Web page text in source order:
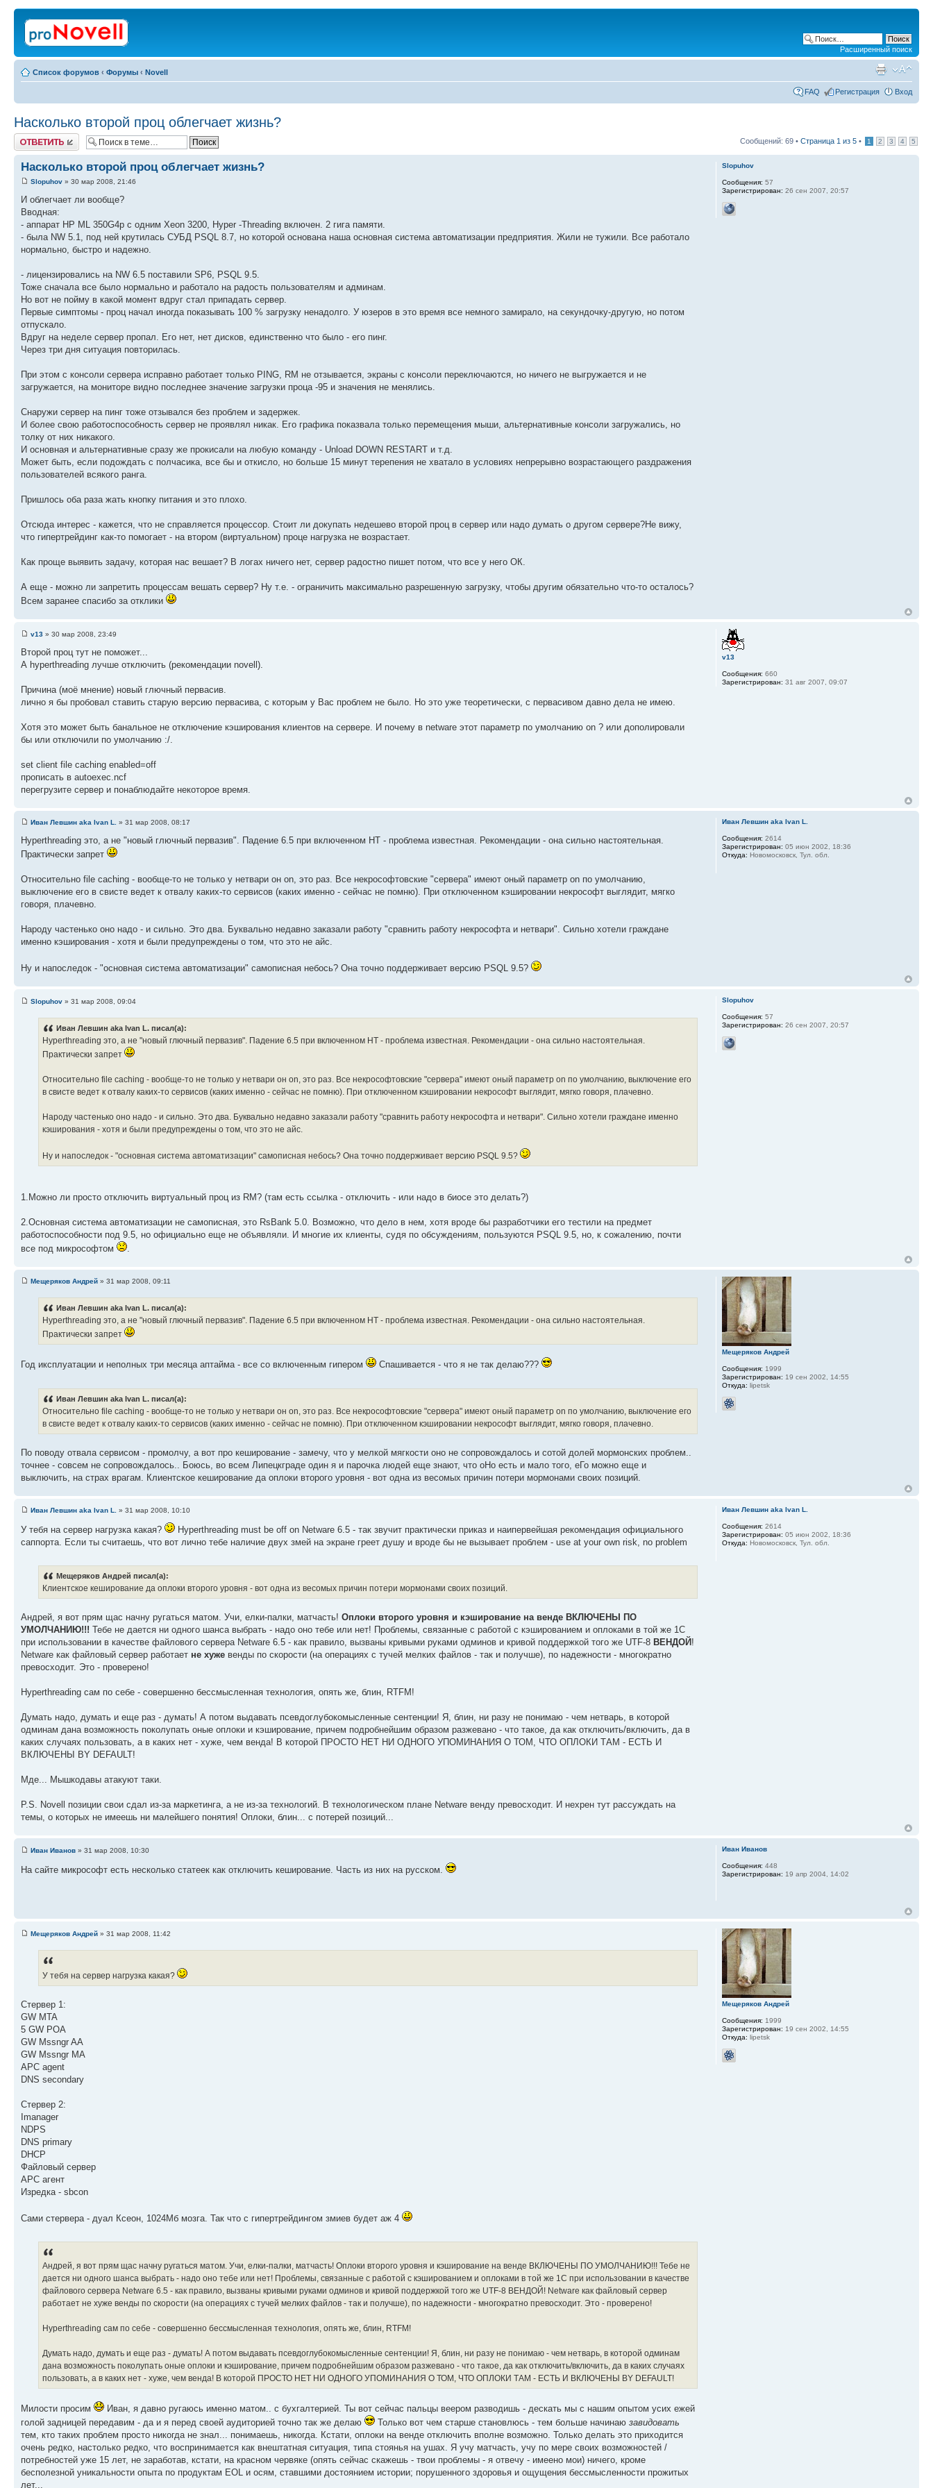
Расширенный поиск
Список форумов ‹ Форумы ‹ Novell
FAQ Регистрация Вход
Насколько второй проц облегчает жизнь?
Ответить Сообщений: 69 • Страница 1 из 5 • 1 2 3 4 5
Насколько второй проц облегчает жизнь?
Slopuhov » 30 мар 2008, 21:46
И облегчает ли вообще?
Вводная:
- аппарат HP ML 350G4p c одним Xeon 3200, Hyper -Threading включен. 2 гига памяти.
- была NW 5.1, под ней крутилась СУБД PSQL 8.7, но которой основана наша основная система автоматизации предприятия. Жили не тужили. Все работало
нормально, быстро и надежно.
- лицензировались на NW 6.5 поставили SP6, PSQL 9.5.
Тоже сначала все было нормально и работало на радость пользователям и админам.
Но вот не пойму в какой момент вдруг стал припадать сервер.
Первые симптомы - проц начал иногда показывать 100 % загрузку ненадолго. У юзеров в это время все немного замирало, на секундочку-другую, но потом
отпускало.
Вдруг на неделе сервер пропал. Его нет, нет дисков, единственно что было - его пинг.
Через три дня ситуация повторилась.
При этом с консоли сервера исправно работает только PING, RM не отзывается, экраны с консоли переключаются, но ничего не выгружается и не
загружается, на мониторе видно последнее значение загрузки проца -95 и значения не менялись.
Снаружи сервер на пинг тоже отзывался без проблем и задержек.
И более свою работоспособность сервер не проявлял никак. Его графика показвала только перемещения мыши, альтернативные консоли загружались, но
толку от них никакого.
И основная и альтернативные сразу же прокисали на любую команду - Unload DOWN RESTART и т.д.
Может быть, если подождать с полчасика, все бы и откисло, но больше 15 минут терепения не хватало в условиях непрерывно возрастающего раздражения
пользователей всякого ранга.
Пришлось оба раза жать кнопку питания и это плохо.
Отсюда интерес - кажется, что не справляется процессор. Стоит ли докупать недешево второй проц в сервер или надо думать о другом сервере?Не вижу,
что гипертрейдинг как-то помогает - на втором (виртуальном) проце нагрузка не возрастает.
Как проще выявить задачу, которая нас вешает? В логах ничего нет, сервер радостно пишет потом, что все у него ОК.
А еще - можно ли запретить процессам вешать сервер? Ну т.е. - ограничить максимально разрешенную загрузку, чтобы другим обязательно что-то осталось?
Всем заранее спасибо за отклики
Slopuhov
Сообщения: 57
Зарегистрирован: 26 сен 2007, 20:57
v13 » 30 мар 2008, 23:49
Второй проц тут не поможет...
А hyperthreading лучше отключить (рекомендации novell).
Причина (моё мнение) новый глючный первасив.
лично я бы пробовал ставить старую версию первасива, с которым у Вас проблем не было. Но это уже теоретически, с первасивом давно дела не имею.
Хотя это может быть банальное не отключение кэширования клиентов на сервере. И почему в netware этот параметр по умолчанию on ? или дополировали
бы или отключили по умолчанию :/.
set client file caching enabled=off
прописать в autoexec.ncf
перегрузите сервер и понаблюдайте некоторое время.
v13
Сообщения: 660
Зарегистрирован: 31 авг 2007, 09:07
Иван Левшин aka Ivan L.
» 31 мар 2008, 08:17
Hyperthreading это, а не "новый глючный первазив". Падение 6.5 при включенном НТ - проблема известная. Рекомендации - она сильно настоятельная.
Практически запрет
Относительно file caching - вообще-то не только у нетвари он on, это раз. Все некрософтовские "сервера" имеют оный параметр on по умолчанию,
выключение его в свисте ведет к отвалу каких-то сервисов (каких именно - сейчас не помню). При отключенном кэшировании некрософт выглядит, мягко
говоря, плачевно.
Народу частенько оно надо - и сильно. Это два. Буквально недавно заказали работу "сравнить работу некрософта и нетвари". Сильно хотели граждане
именно кэширования - хотя и были предупреждены о том, что это не айс.
Ну и напоследок - "основная система автоматизации" самописная небось? Она точно поддерживает версию PSQL 9.5?
Иван Левшин aka Ivan L.
Сообщения: 2614
Зарегистрирован: 05 июн 2002, 18:36
Откуда: Новомосковск, Тул. обл.
Slopuhov » 31 мар 2008, 09:04
Иван Левшин aka Ivan L. писал(а):
Hyperthreading это, а не "новый глючный первазив". Падение 6.5 при включенном НТ - проблема известная. Рекомендации - она сильно настоятельная.
Практически запрет
Относительно file caching - вообще-то не только у нетвари он on, это раз. Все некрософтовские "сервера" имеют оный параметр on по умолчанию, выключение его
в свисте ведет к отвалу каких-то сервисов (каких именно - сейчас не помню). При отключенном кэшировании некрософт выглядит, мягко говоря, плачевно.
Народу частенько оно надо - и сильно. Это два. Буквально недавно заказали работу "сравнить работу некрософта и нетвари". Сильно хотели граждане именно
кэширования - хотя и были предупреждены о том, что это не айс.
Ну и напоследок - "основная система автоматизации" самописная небось? Она точно поддерживает версию PSQL 9.5?
1.Можно ли просто отключить виртуальный проц из RM? (там есть ссылка - отключить - или надо в биосе это делать?)
2.Основная система автоматизации не самописная, это RsBank 5.0. Возможно, что дело в нем, хотя вроде бы разработчики его тестили на предмет
работоспособности под 9.5, но официально еще не объявляли. И многие их клиенты, судя по обсуждениям, пользуются PSQL 9.5, но, к сожалению, почти
все под микрософтом
Slopuhov
Сообщения: 57
Зарегистрирован: 26 сен 2007, 20:57
Мещеряков Андрей » 31 мар 2008, 09:11
Иван Левшин aka Ivan L. писал(а):
Hyperthreading это, а не "новый глючный первазив". Падение 6.5 при включенном НТ - проблема известная. Рекомендации - она сильно настоятельная.
Практически запрет
Год иксплуатации и неполных три месяца аптайма - все со включенным гипером Спашивается - что я не так делаю???
Иван Левшин aka Ivan L. писал(а):
Относительно file caching - вообще-то не только у нетвари он on, это раз. Все некрософтовские "сервера" имеют оный параметр on по умолчанию, выключение его
в свисте ведет к отвалу каких-то сервисов (каких именно - сейчас не помню). При отключенном кэшировании некрософт выглядит, мягко говоря, плачевно.
По поводу отвала сервисом - промолчу, а вот про кеширование - замечу, что у мелкой мягкости оно не сопровождалось и сотой долей мормонских проблем..
точнее - совсем не сопровождалось.. Боюсь, во всем Липецкграде один я и парочка людей еще знают, что оНо есть и мало того, еГо можно еще и
выключить, на страх врагам. Клиентское кеширование да оплоки второго уровня - вот одна из весомых причин потери мормонами своих позиций.
Мещеряков Андрей
Сообщения: 1999
Зарегистрирован: 19 сен 2002, 14:55
Откуда: lipetsk
Иван Левшин aka Ivan L.
» 31 мар 2008, 10:10
У тебя на сервер нагрузка какая?
Hyperthreading must be off on Netware 6.5 - так звучит практически приказ и наипервейшая рекомендация официального
саппорта. Если ты считаешь, что вот лично тебе наличие двух змей на экране греет душу и вроде бы не вызывает проблем - use at your own risk, no problem
Мещеряков Андрей писал(а):
Клиентское кеширование да оплоки второго уровня - вот одна из весомых причин потери мормонами своих позиций.
Андрей, я вот прям щас начну ругаться матом. Учи, елки-палки, матчасть! Оплоки второго уровня и кэширование на венде ВКЛЮЧЕНЫ ПО
УМОЛЧАНИЮ!!! Тебе не дается ни одного шанса выбрать - надо оно тебе или нет! Проблемы, связанные с работой с кэшированием и оплоками в той же 1С
при использовании в качестве файлового сервера Netware 6.5 - как правило, вызваны кривыми руками одминов и кривой поддержкой того же UTF-8 ВЕНДОЙ !
Netware как файловый сервер работает не хуже венды по скорости (на операциях с тучей мелких файлов - так и получше), по надежности - многократно
превосходит. Это - проверено!
Hyperthreading сам по себе - совершенно бессмысленная технология, опять же, блин, RTFM!
Думать надо, думать и еще раз - думать! А потом выдавать псевдоглубокомысленные сентенции! Я, блин, ни разу не понимаю - чем нетварь, в которой
одминам дана возможность поколупать оные оплоки и кэширование, причем подробнейшим образом разжевано - что такое, да как отключить/включить, да в
каких случаях пользовать, а в каких нет - хуже, чем венда! В которой ПРОСТО НЕТ НИ ОДНОГО УПОМИНАНИЯ О ТОМ, ЧТО ОПЛОКИ ТАМ - ЕСТЬ И
ВКЛЮЧЕНЫ BY DEFAULT!
Мде... Мышкодавы атакуют таки.
P.S. Novell позиции свои сдал из-за маркетинга, а не из-за технологий. В технологическом плане Netware венду превосходит. И нехрен тут рассуждать на
темы, о которых не имеешь ни малейшего понятия! Оплоки, блин... с потерей позиций...
Иван Левшин aka Ivan L.
Сообщения: 2614
Зарегистрирован: 05 июн 2002, 18:36
Откуда: Новомосковск, Тул. обл.
Иван Иванов » 31 мар 2008, 10:30
На сайте микрософт есть несколько статеек как отключить кеширование. Часть из них на русском.
Иван Иванов
Сообщения: 448
Зарегистрирован: 19 апр 2004, 14:02
Мещеряков Андрей » 31 мар 2008, 11:42
У тебя на сервер нагрузка какая?
Стервер 1:
GW MTA
5 GW POA
GW Mssngr AA
GW Mssngr MA
APC agent
DNS secondary
Стервер 2:
Imanager
NDPS
DNS primary
DHCP
Файловый сервер
APC агент
Изредка - sbcon
Сами стервера - дуал Ксеон, 1024Мб мозга. Так что с гипертрейдингом змиев будет аж 4
Андрей, я вот прям щас начну ругаться матом. Учи, елки-палки, матчасть! Оплоки второго уровня и кэширование на венде ВКЛЮЧЕНЫ ПО УМОЛЧАНИЮ!!! Тебе не
дается ни одного шанса выбрать - надо оно тебе или нет! Проблемы, связанные с работой с кэшированием и оплоками в той же 1С при использовании в качестве
файлового сервера Netware 6.5 - как правило, вызваны кривыми руками одминов и кривой поддержкой того же UTF-8 ВЕНДОЙ! Netware как файловый сервер
работает не хуже венды по скорости (на операциях с тучей мелких файлов - так и получше), по надежности - многократно превосходит. Это - проверено!
Hyperthreading сам по себе - совершенно бессмысленная технология, опять же, блин, RTFM!
Думать надо, думать и еще раз - думать! А потом выдавать псевдоглубокомысленные сентенции! Я, блин, ни разу не понимаю - чем нетварь, в которой одминам
дана возможность поколупать оные оплоки и кэширование, причем подробнейшим образом разжевано - что такое, да как отключить/включить, да в каких случаях
пользовать, а в каких нет - хуже, чем венда! В которой ПРОСТО НЕТ НИ ОДНОГО УПОМИНАНИЯ О ТОМ, ЧТО ОПЛОКИ ТАМ - ЕСТЬ И ВКЛЮЧЕНЫ BY DEFAULT!
Милости просим
Иван, я давно ругаюсь именно матом.. с бухгалтерией. Ты вот сейчас пальцы веером разводишь - дескать мы с нашим опытом усих ежей
голой задницей передавим - да и я перед своей аудиторией точно так же делаю
Только вот чем старше становлюсь - тем больше начинаю завидовать
тем, кто таких проблем просто никогда не знал... понимаешь, никогда. Кстати, оплоки на венде отключить вполне возможно. Только делать это приходится
очень редко, настолько редко, что воспринимается как внештатная ситуация, типа стоянья на ушах. Я учу матчасть, учу по мере своих возможностей /
потребностей уже 15 лет, не заработав, кстати, на красном червяке (опять сейчас скажешь - твои проблемы - я отвечу - имеено мои) ничего, кроме
бесполезной уникальности опыта по продуктам EOL и осям, ставшими достоянием истории; порушенного здоровья и ощущения бессмысленности прожитых
лет...
Мещеряков Андрей
Сообщения: 1999
Зарегистрирован: 19 сен 2002, 14:55
Откуда: lipetsk